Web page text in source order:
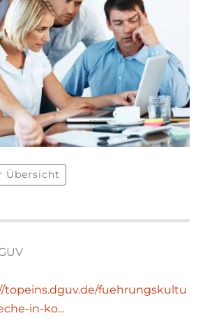
Übersicht
topeins.dguv.de/fuehrungskultu
in-ko...